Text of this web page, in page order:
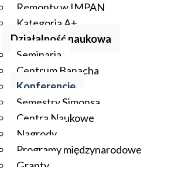
Remonty w IMPAN
Kategoria A+
Działalność naukowa
Seminaria
Centrum Banacha
Konferencje
Semestry Simonsa
Centra Naukowe
Nagrody
Programy międzynarodowe
Granty